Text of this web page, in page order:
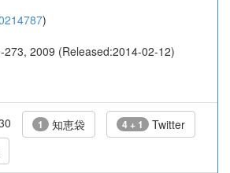
)
2009 (Released:2014-02-12)
1 知恵袋 4 + 1 Twitter